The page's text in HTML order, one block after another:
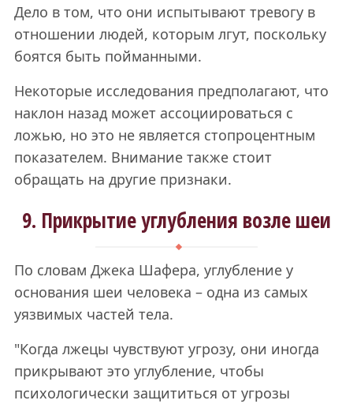
Дело в том, что они испытывают тревогу в
отношении людей, которым лгут, поскольку
боятся быть пойманными.
Некоторые исследования предполагают, что
наклон назад может ассоциироваться с
ложью, но это не является стопроцентным
показателем. Внимание также стоит
обращать на другие признаки.
9. Прикрытие углубления возле шеи
По словам Джека Шафера, углубление у
основания шеи человека – одна из самых
уязвимых частей тела.
"Когда лжецы чувствуют угрозу, они иногда
прикрывают это углубление, чтобы
психологически защититься от угрозы